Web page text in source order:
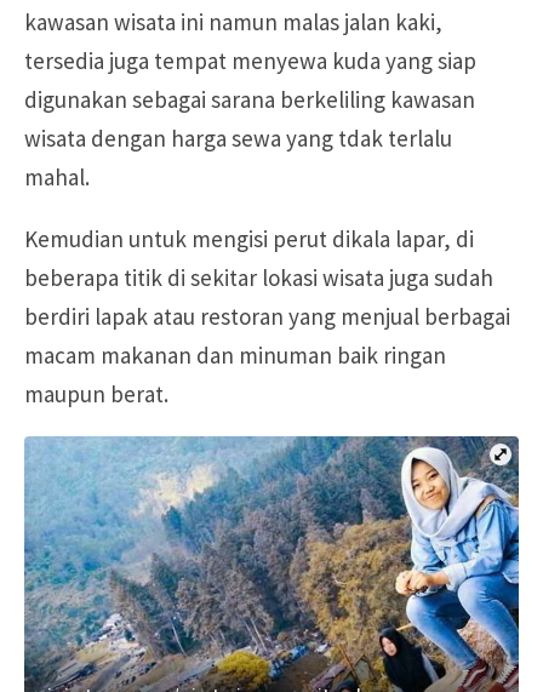
kawasan wisata ini namun malas jalan kaki,
tersedia juga tempat menyewa kuda yang siap
digunakan sebagai sarana berkeliling kawasan
wisata dengan harga sewa yang tdak terlalu
mahal.
Kemudian untuk mengisi perut dikala lapar, di
beberapa titik di sekitar lokasi wisata juga sudah
berdiri lapak atau restoran yang menjual berbagai
macam makanan dan minuman baik ringan
maupun berat.